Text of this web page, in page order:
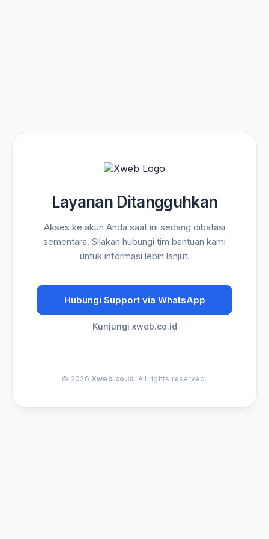
Layanan Ditangguhkan
Akses ke akun Anda saat ini sedang dibatasi
sementara. Silakan hubungi tim bantuan kami
untuk informasi lebih lanjut.
Hubungi Support via WhatsApp
Kunjungi xweb.co.id
© 2026 Xweb.co.id. All rights reserved.